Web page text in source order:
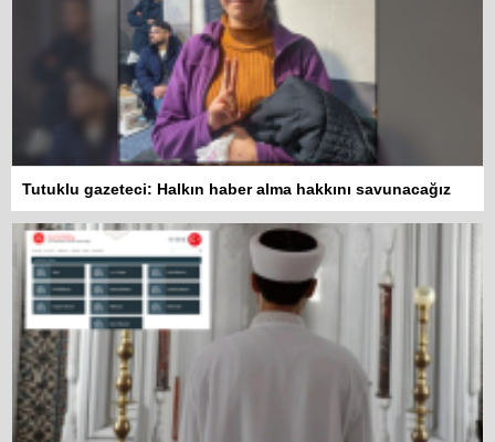
Tutuklu gazeteci: Halkın haber alma hakkını savunacağız